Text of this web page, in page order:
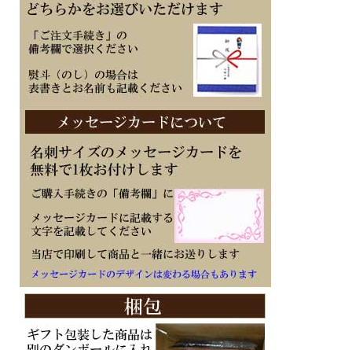
電時）
■２０気圧防水
■樹脂／ステンレスケース
■フルオートカレンダー
■LEDライト（フルオートライト、残照機能付き）とネオブライト（蓄光塗料）
■時刻アラーム5本（カウントダウン機能付）・時報
■ワールドタイム機能、世界48都市（31タイムゾーン、サマータイム設定機能）＋
■タイマー機能 セット単位：1秒、最大セット：100分、1秒単位で計測
■幅46.4mm×厚み14.9mm×重さ57g
■耐衝撃構造（ショックレジスト） / 操作音ON/OFF切替機能 / 12/24時間制
表示切替
■パワーセービング機能（暗所では一定時間が経過すると表示を消して節電しま
す）
・針退避機能（針が液晶表示と重なって見づらいときは、針を液晶表示の上から一
■メーカーの正規国内保証書付き（1年間保証）